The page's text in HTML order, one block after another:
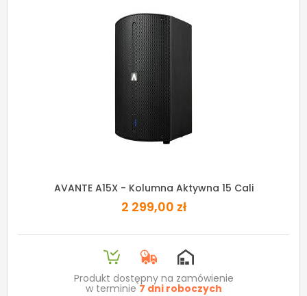
AVANTE A15X - Kolumna Aktywna 15 Cali
2 299,00 zł
Produkt dostępny na zamówienie
w terminie 7 dni roboczych